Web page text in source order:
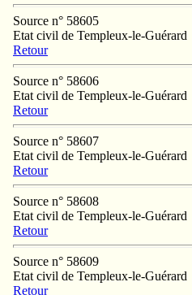
Source n° 58605
Etat civil de Templeux-le-Guérard
Retour
Source n° 58606
Etat civil de Templeux-le-Guérard
Retour
Source n° 58607
Etat civil de Templeux-le-Guérard
Retour
Source n° 58608
Etat civil de Templeux-le-Guérard
Retour
Source n° 58609
Etat civil de Templeux-le-Guérard
Retour